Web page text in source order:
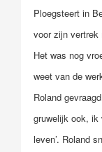
Ploegsteert in
voor zijn vertrek
Het was nog
weet van de
Roland
gruwelijk ook,
leven’. Roland